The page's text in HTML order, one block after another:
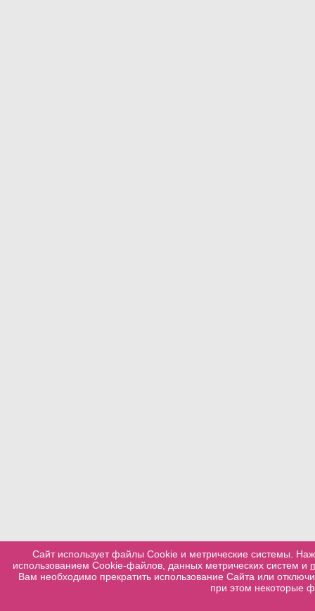
Сайт использует файлы Cookie и метрические системы.
использованием Cookie-файлов, данных метрических систем и
Вам необходимо прекратить использование Сайта или
при этом некоторые